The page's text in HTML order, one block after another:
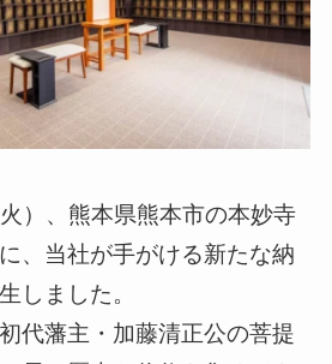
）、熊本県熊本市の本妙寺
、当社が手がける新たな納
しました。
代藩主・加藤清正公の菩提